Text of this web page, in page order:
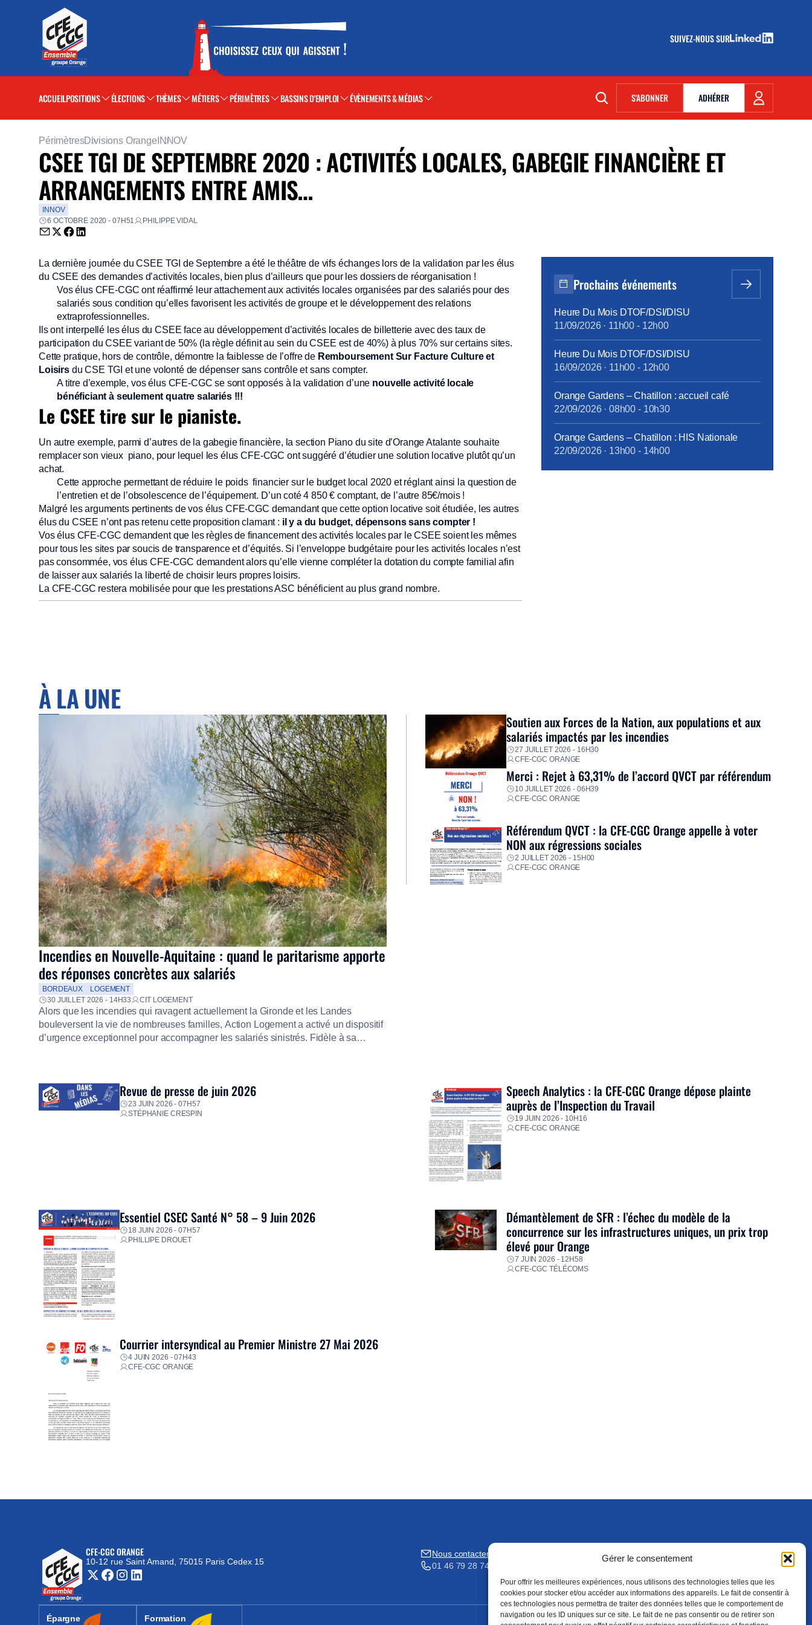
Gérer le consentement
Pour offrir les meilleures expériences, nous utilisons des technologies telles que les
cookies pour stocker et/ou accéder aux informations des appareils. Le fait de consentir à
ces technologies nous permettra de traiter des données telles que le comportement de
navigation ou les ID uniques sur ce site. Le fait de ne pas consentir ou de retirer son
SUIVEZ-NOUS SUR
(NOUVELLE FENÊTRE)
ACCUEILPOSITIONS ÉLECTIONS THÈMES MÉTIERS PÉRIMÈTRES BASSINS D'EMPLOI ÉVÈNEMENTS & MÉDIAS S'ABONNER(NOUVELLE FENÊTRE)
ADHÉRER
PérimètresDivisions Orange INNOV
CSEE TGI DE SEPTEMBRE 2020 : ACTIVITÉS LOCALES, GABEGIE FINANCIÈRE ET
ARRANGEMENTS ENTRE AMIS…
INNOV
6 OCTOBRE 2020 - 07H51
PHILIPPE VIDAL
Envoyer par email (nouvelle fenêtre)
Partager sur Twitter (nouvelle fenêtre)
Partager sur Facebook (nouvelle fenêtre)
Partager sur LinkedIn (nouvelle fenêtre)
La dernière journée du CSEE TGI de Septembre a été le théâtre de vifs échanges lors de la validation par les élus
du CSEE des demandes d’activités locales, bien plus d’ailleurs que pour les dossiers de réorganisation !
Vos élus CFE-CGC ont réaffirmé leur attachement aux activités locales organisées par des salariés pour des
salariés sous condition qu’elles favorisent les activités de groupe et le développement des relations
extraprofessionnelles.
Ils ont interpellé les élus du CSEE face au développement d’activités locales de billetterie avec des taux de
participation du CSEE variant de 50% (la règle définit au sein du CSEE est de 40%) à plus 70% sur certains sites.
Cette pratique, hors de contrôle, démontre la faiblesse de l’offre de Remboursement Sur Facture Culture et
Loisirsdu CSE TGI et une volonté de dépenser sans contrôle et sans compter.
A titre d’exemple, vos élus CFE-CGC se sont opposés à la validation d’une nouvelle activité locale
bénéficiant à seulement quatre salariés !!!
Le CSEE tire sur le pianiste.
Un autre exemple, parmi d’autres de la gabegie financière, la section Piano du site d’Orange Atalante souhaite
remplacer son vieux piano, pour lequel les élus CFE-CGC ont suggéré d’étudier une solution locative plutôt qu’un
achat.
Cette approche permettant de réduire le poids financier sur le budget local 2020 et réglant ainsi la question de
l’entretien et de l’obsolescence de l’équipement. D’un coté 4 850 € comptant, de l’autre 85€/mois !
Malgré les arguments pertinents de vos élus CFE-CGC demandant que cette option locative soit étudiée, les autres
élus du CSEE n’ont pas retenu cette proposition clamant : il y a du budget, dépensons sans compter !
Vos élus CFE-CGC demandent que les règles de financement des activités locales par le CSEE soient les mêmes
pour tous les sites par soucis de transparence et d’équités. Si l’enveloppe budgétaire pour les activités locales n’est
pas consommée, vos élus CFE-CGC demandent alors qu’elle vienne compléter la dotation du compte familial afin
de laisser aux salariés la liberté de choisir leurs propres loisirs.
La CFE-CGC restera mobilisée pour que les prestations ASC bénéficient au plus grand nombre.
Prochains événements
Heure Du Mois DTOF/DSI/DISU
11/09/2026· 11h00 - 12h00
Heure Du Mois DTOF/DSI/DISU
16/09/2026· 11h00 - 12h00
Orange Gardens – Chatillon : accueil café
22/09/2026· 08h00 - 10h30
Orange Gardens – Chatillon : HIS Nationale
22/09/2026· 13h00 - 14h00
À LA UNE
Incendies en Nouvelle-Aquitaine : quand le paritarisme apporte
des réponses concrètes aux salariés
BORDEAUX
LOGEMENT
30 JUILLET 2026 - 14H33
CIT LOGEMENT
Alors que les incendies qui ravagent actuellement la Gironde et les Landes
bouleversent la vie de nombreuses familles, Action Logement a activé un dispositif
d’urgence exceptionnel pour accompagner les salariés sinistrés. Fidèle à sa
Soutien aux Forces de la Nation, aux populations et aux
salariés impactés par les incendies
27 JUILLET 2026 - 16H30
CFE-CGC ORANGE
Merci : Rejet à 63,31% de l’accord QVCT par référendum
10 JUILLET 2026 - 06H39
CFE-CGC ORANGE
Référendum QVCT : la CFE-CGC Orange appelle à voter
NON aux régressions sociales
2 JUILLET 2026 - 15H00
CFE-CGC ORANGE
Revue de presse de juin 2026
23 JUIN 2026 - 07H57
STÉPHANIE CRESPIN
Speech Analytics : la CFE-CGC Orange dépose plainte
auprès de l’Inspection du Travail
19 JUIN 2026 - 10H16
CFE-CGC ORANGE
Essentiel CSEC Santé N° 58 – 9 Juin 2026
18 JUIN 2026 - 07H57
PHILLIPE DROUET
Démantèlement de SFR : l’échec du modèle de la
concurrence sur les infrastructures uniques, un prix trop
élevé pour Orange
7 JUIN 2026 - 12H58
CFE-CGC TÉLÉCOMS
Courrier intersyndical au Premier Ministre 27 Mai 2026
4 JUIN 2026 - 07H43
CFE-CGC ORANGE
CFE-CGC ORANGE
10-12 rue Saint Amand, 75015 Paris Cedex 15
(nouvelle fenêtre)
Nous contacter
01 46 79 28 74
S'ABONNER
(NOUVELLE FENÊTRE)
ADHÉRER
Épargne
(nouvelle fenêtre) Formation
(nouvelle fenêtre)